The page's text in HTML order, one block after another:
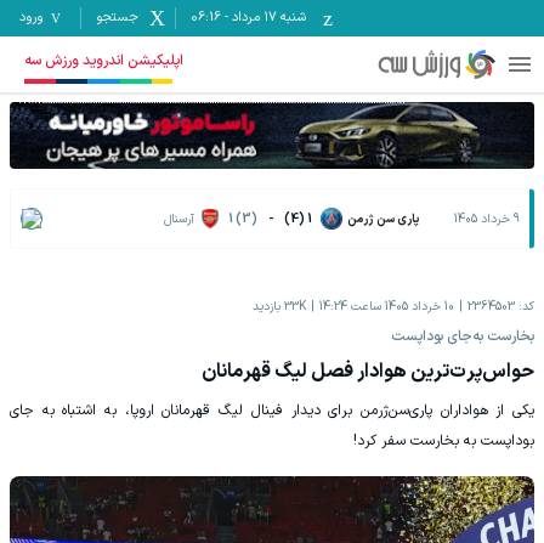
شنبه ۱۷ مرداد -
06:16 جستجو ورود
اپلیکیشن اندروید ورزش سه
9 خرداد 1405 پاری سن ژرمن 1 (4)
-
1 (3) آرسنال
کد: 2364503 10 خرداد 1405 ساعت 14:24 33K بازدید
بخارست به‌جای بوداپست
حواس‌پرت‌ترین هوادار فصل لیگ قهرمانان
یکی از هواداران پاری‌سن‌ژرمن برای دیدار فینال لیگ قهرمانان اروپا، به اشتباه به جای
بوداپست به بخارست سفر کرد!